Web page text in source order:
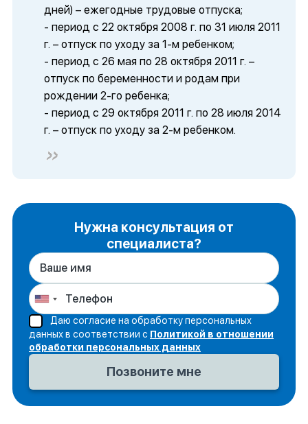
дней) – ежегодные трудовые отпуска;
- период с 22 октября 2008 г. по 31 июля 2011
г. – отпуск по уходу за 1-м ребенком;
- период с 26 мая по 28 октября 2011 г. –
отпуск по беременности и родам при
рождении 2-го ребенка;
- период с 29 октября 2011 г. по 28 июля 2014
г. – отпуск по уходу за 2-м ребенком.
Нужна консультация от
специалиста?
Даю согласие на обработку персональных
данных в соответствии с Политикой в отношении
обработки персональных данных